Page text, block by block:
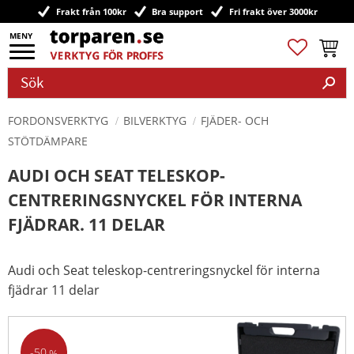
Meny
Frakt från 100kr Bra support Fri frakt över 3000kr
Favoriter
FORDONSVERKTYG BILVERKTYG
FJÄDER- OCH
STÖTDÄMPARE
AUDI OCH SEAT TELESKOP-
CENTRERINGSNYCKEL FÖR INTERNA
FJÄDRAR. 11 DELAR
Audi och Seat teleskop-centreringsnyckel för interna
fjädrar 11 delar